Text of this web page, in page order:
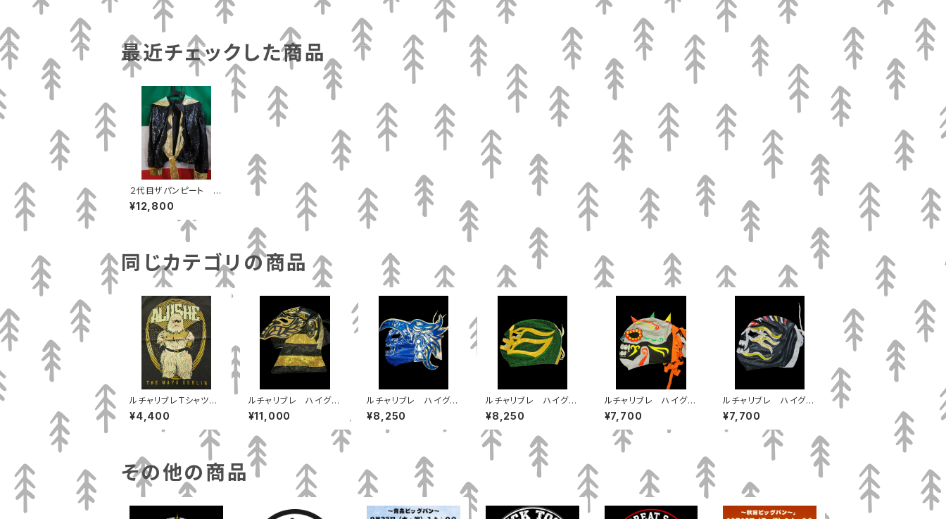
最近チェックした商品
２代目ザパンピート ガ
ウン、レガース、リストバ
ンドセット
¥12,800
同じカテゴリの商品
ルチャリブレＴシャツ
Ｌサイズ ９９，アルーシ
ェ
¥4,400
ルチャリブレ ハイグレ
ードマスク エスフィン
へ
¥11,000
ルチャリブレ ハイグレ
ードマスク ドクトルワ
グナーJr
¥8,250
ルチャリブレ ハイグレ
ードマスク フィシュマ
ン
¥8,250
ルチャリブレ ハイグレ
ードマスク メフィス
ト
¥7,700
ルチャリブレ ハイグレ
ードマスク ティタン
¥7,700
その他の商品